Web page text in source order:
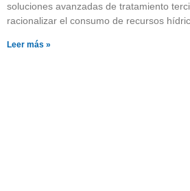
soluciones avanzadas de tratamiento
racionalizar el consumo de recursos
Leer más »